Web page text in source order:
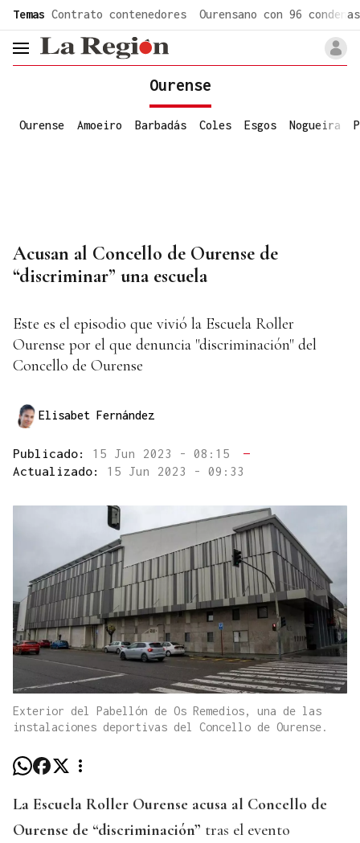
Temas Contrato contenedores Ourensano con 96 condenas
header.menu.open
Ourense
Ourense Amoeiro Barbadás Coles Esgos Nogueira
Acusan al Concello de Ourense de
“discriminar” una escuela
Este es el episodio que vivió la Escuela Roller
Ourense por el que denuncia "discriminación" del
Concello de Ourense
Elisabet Fernández
Publicado: 15 Jun 2023 - 08:15
—
Actualizado: 15 Jun 2023 - 09:33
Exterior del Pabellón de Os Remedios, una de las
instalaciones deportivas del Concello de Ourense.
La Escuela Roller Ourense acusa al Concello de
Ourense de “discriminación” tras el evento